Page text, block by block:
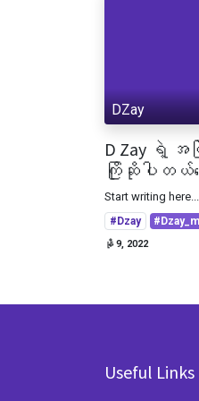
DZay
D Zay ရဲ့ အ
ကြိုဆိုပါတယ်န
Start writing
#Dzay
နို 9, 2022
Useful Links